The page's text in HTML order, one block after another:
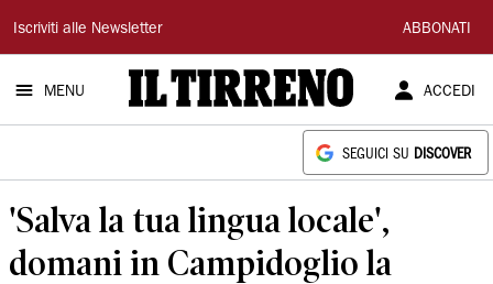
Il
Tirreno
Iscriviti alle Newsletter ABBONATI
MENU ACCEDI
SEGUICI SU DISCOVER
'Salva la tua lingua locale',
domani in Campidoglio la